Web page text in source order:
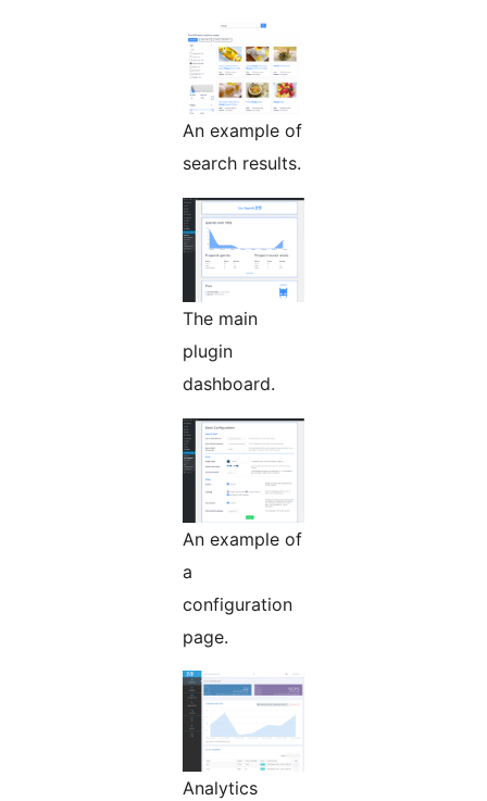
An example of
search results.
The main
plugin
dashboard.
An example of
a
configuration
page.
Analytics